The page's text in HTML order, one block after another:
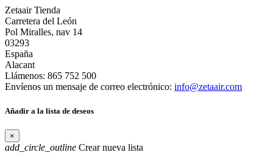
Zetaair Tienda
Carretera del León
Pol Miralles, nav 14
03293
España
Alacant
Llámenos: 865 752 500
Envíenos un mensaje de correo electrónico: info@zetaair.com
Añadir a la lista de deseos
×
add_circle_outline Crear nueva lista